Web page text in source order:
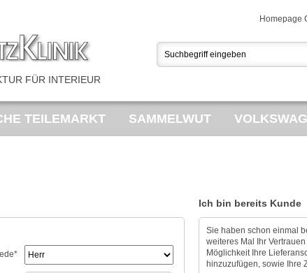
Homepage
FÜR INTERIEUR
TEILEMARKT SAMMELWUT
Ich bin bereits Kunde
Sie haben schon einmal
weiteres Mal Ihr
Möglichkeit Ihre
hinzuzufügen, sowie Ihre